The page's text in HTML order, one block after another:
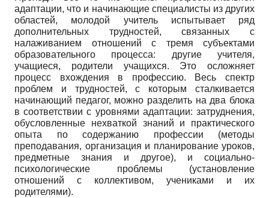
адаптации, что и начинающие специалисты из других
областей, молодой учитель испытывает ряд
дополнительных трудностей, связанных с
налаживанием отношений с тремя субъектами
образовательного процесса: другие учителя,
учащиеся, родители учащихся. Это осложняет
процесс вхождения в профессию. Весь спектр
проблем и трудностей, с которым сталкивается
начинающий педагог, можно разделить на два блока
в соответствии с уровнями адаптации: затруднения,
обусловленные нехваткой знаний и практического
опыта по содержанию профессии (методы
преподавания, организация и планирование уроков,
предметные знания и другое), и социально-
психологические проблемы (установление
отношений с коллективом, учениками и их
родителями).